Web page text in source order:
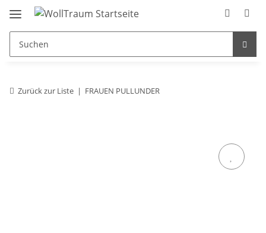
Zurück zur Liste FRAUEN PULLUNDER